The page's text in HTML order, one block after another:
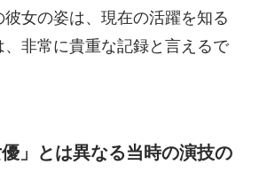
彼女の姿は、現在の活躍を知る
、非常に貴重な記録と言えるで
」とは異なる当時の演技の